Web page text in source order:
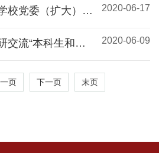
校党委（扩大）会
工作
2020-06-17
交流“本科生和研
养”试行工作
2020-06-09
一页 下一页 末页